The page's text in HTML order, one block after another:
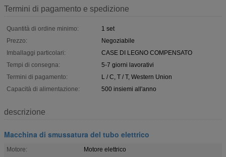
Termini di pagamento e spedizione
Quantità di ordine minimo:
1 set
Prezzo:
Negoziabile
Imballaggi particolari:
CASE DI LEGNO COMPENSATO
Tempi di consegna:
5-7 giorni lavorativi
Termini di pagamento:
L / C, T / T, Western Union
Capacità di alimentazione:
500 insiemi all'anno
descrizione
Macchina di smussatura del tubo elettrico
Motore:
Motore elettrico